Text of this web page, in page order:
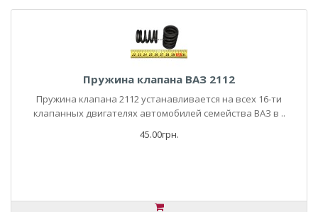
Пружина клапана ВАЗ 2112
Пружина клапана 2112 устанавливается на всех 16-ти
клапанных двигателях автомобилей семейства ВАЗ в ..
45.00грн.